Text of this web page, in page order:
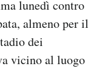
lunedì contro
almeno per il
dei
vicino al luogo